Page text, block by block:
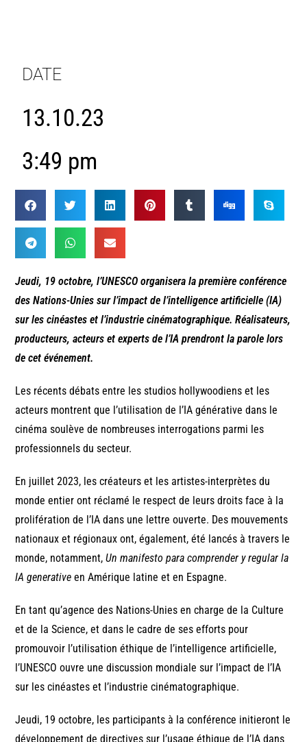
DATE
13.10.23
3:49 pm
Jeudi, 19 octobre, l’UNESCO organisera la première conférence
des Nations-Unies sur l’impact de l’intelligence artificielle (IA)
sur les cinéastes et l’industrie cinématographique. Réalisateurs,
producteurs, acteurs et experts de l’IA prendront la parole lors
de cet événement.
Les récents débats entre les studios hollywoodiens et les
acteurs montrent que l’utilisation de l’IA générative dans le
cinéma soulève de nombreuses interrogations parmi les
professionnels du secteur.
En juillet 2023, les créateurs et les artistes-interprètes du
monde entier ont réclamé le respect de leurs droits face à la
prolifération de l’IA dans une lettre ouverte. Des mouvements
nationaux et régionaux ont, également, été lancés à travers le
monde, notamment,Un manifesto para comprender y regular la
IA generative en Amérique latine et en Espagne.
En tant qu’agence des Nations-Unies en charge de la Culture
et de la Science, et dans le cadre de ses efforts pour
promouvoir l’utilisation éthique de l’intelligence artificielle,
l’UNESCO ouvre une discussion mondiale sur l’impact de l’IA
sur les cinéastes et l’industrie cinématographique.
Jeudi, 19 octobre, les participants à la conférence initieront le
développement de directives sur l’usage éthique de l’IA dans